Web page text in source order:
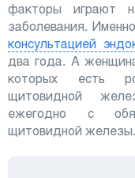
факторы играют
заболевания.
консультацией
два года. А
которых есть
щитовидной
ежегодно с
щитовидной железы.